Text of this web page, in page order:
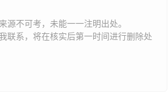
不咬人。
踪。左为潭鹿鸟乙步，右为鸟鹞三二
不可考，未能一一注明出处。
联系​​，将在核实后第一时间进行删除处